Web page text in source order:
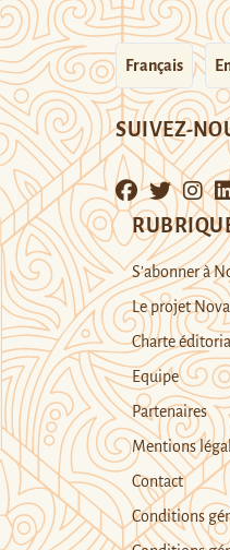
Français
SUIVEZ-
S’abonner à
Le projet
Charte
Equipe
Partenaires
Mentions
Contact
Conditions